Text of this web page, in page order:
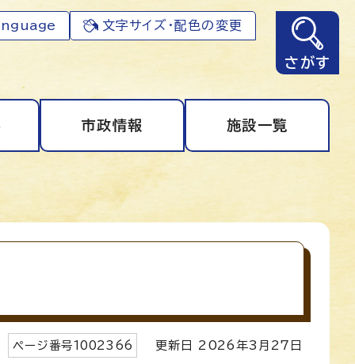
文字サイズ・配色の変更
さがす
市政情報 施設一覧
ページ番号1002366 更新日 2026 年3月 27 日